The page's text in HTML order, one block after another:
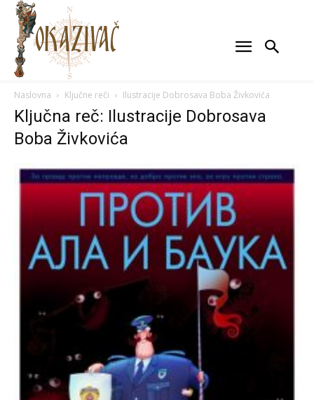
Naslovna Ključne reči Ilustracije Dobrosava Boba Živkovića
Ključna reč: Ilustracije Dobrosava
Boba Živkovića